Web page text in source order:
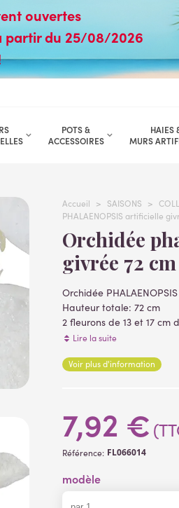
ouvertes
partir du 25/08/2026
POTS &
ACCESSOIRES
HAIES
MURS
Accueil > SAISONS >
PHALAENOPSIS artificielle
Orchidée phalaenopsis artificielle
givrée 72 cm
Orchidée
Hauteur totale: 72 cm
2 fleurons de 13 et 17
Matière des fleurs
Tige verte totalement
Lire la suite
Voir plus d'information
7,92 €
Référence: FL066014
modèle